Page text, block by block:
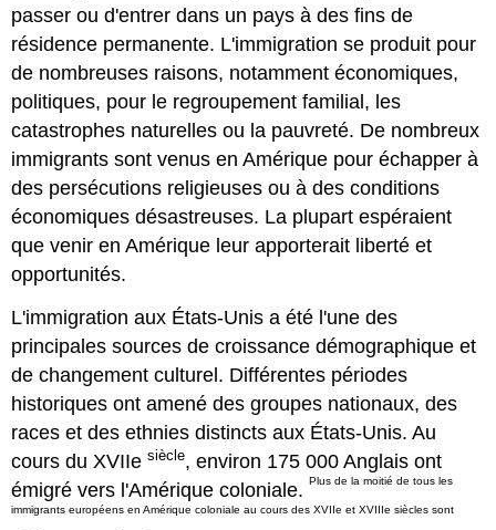
passer ou d'entrer dans un pays à des fins de
résidence permanente. L'immigration se produit pour
de nombreuses raisons, notamment économiques,
politiques, pour le regroupement familial, les
catastrophes naturelles ou la pauvreté. De nombreux
immigrants sont venus en Amérique pour échapper à
des persécutions religieuses ou à des conditions
économiques désastreuses. La plupart espéraient
que venir en Amérique leur apporterait liberté et
opportunités.
L'immigration aux États-Unis a été l'une des
principales sources de croissance démographique et
de changement culturel. Différentes périodes
historiques ont amené des groupes nationaux, des
races et des ethnies distincts aux États-Unis. Au
cours du XVIIesiècle, environ 175 000 Anglais ont
émigré vers l'Amérique coloniale.Plus de la moitié de tous les
immigrants européens en Amérique coloniale au cours des XVIIe et XVIIIe siècles sont